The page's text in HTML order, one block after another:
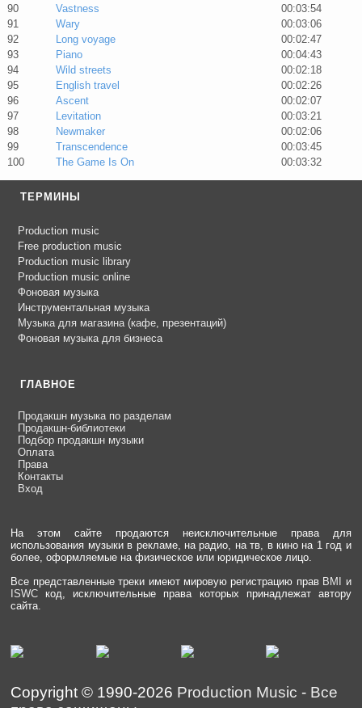
90
Vastness
00:03:54
91
Wary
00:03:06
92
Long voyage
00:02:47
93
Piano
00:04:43
94
Wild streets
00:02:18
95
English travel
00:02:26
96
Ascent
00:02:07
97
Levitation
00:03:21
98
Newmaker
00:02:06
99
Transcendence
00:03:45
100
The Game Is On 00:03:32
ТЕРМИНЫ
Production music
Free production music
Production music library
Production music online
Фоновая музыка
Инструментальная музыка
Музыка для магазина (кафе, презентаций)
Фоновая музыка для бизнеса
ГЛАВНОЕ
Продакшн музыка по разделам
Продакшн-библиотеки
Подбор продакшн музыки
Оплата
Права
Контакты
Вход
На этом сайте продаются неисключительные права для
использования музыки в рекламе, на радио, на тв, в кино на 1 год и
более, оформляемые на физическое или юридическое лицо.
Все представленные треки имеют мировую регистрацию прав BMI
и
ISWC код, исключительные права которых принадлежат автору
сайта.
Copyright © 1990-2026 Production Music - Все